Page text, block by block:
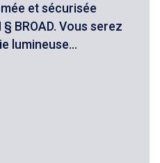
et sécurisée
BROAD. Vous serez
lumineuse...